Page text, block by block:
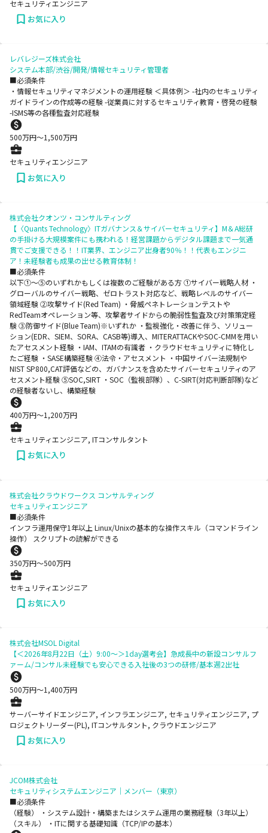
セキュリティエンジニア
お気に入り
レバレジーズ株式会社
システム本部/渋谷/開発/情報セキュリティ管理者
■必須条件
・情報セキュリティマネジメントの運用経験 ＜具体例＞ -社内のセキュリティ
ガイドラインの作成等の経験 -従業員に対するセキュリティ教育・啓発の経験
-ISMS等の各種監査対応経験
500万円〜1,500万円
セキュリティエンジニア
お気に入り
株式会社クオンツ・コンサルティング
【〈Quants Technology〉ITガバナンス＆サイバーセキュリティ】M＆A総研
の手掛ける大規模案件にも携われる！経営課題からデジタル課題まで一気通
貫でご支援できる！！IT業界、エンジニア出身者90％！！代表もエンジニ
ア！未経験者も成果の出せる教育体制！
■必須条件
以下①～⑤のいずれかもしくは複数のご経験がある方 ①サイバー戦略人材 ・
グローバルのサイバー戦略、ゼロトラスト対応など、戦略レベルのサイバー
領域経験 ②攻撃サイド(Red Team) ・脅威ペネトレーションテストや
RedTeamオペレーション等、攻撃者サイドからの脆弱性監査及び対策策定経
験 ③防御サイド(Blue Team)※いずれか ・監視強化・改善に伴う、ソリュー
ション(EDR、SIEM、SORA、CASB等)導入、MITERATTACKやSOC-CMMを用い
たアセスメント経験 ・IAM、ITAMの有識者 ・クラウドセキュリティに特化し
たご経験 ・SASE構築経験 ④法令・アセスメント ・中国サイバー法規制や
NIST SP800,CAT評価などの、ガバナンスを含めたサイバーセキュリティのア
セスメント経験 ⑤SOC,SIRT ・SOC（監視部隊）、C-SIRT(対応判断部隊)など
の経験者ないし、構築経験
400万円〜1,200万円
セキュリティエンジニア, ITコンサルタント
お気に入り
株式会社クラウドワークス コンサルティング
セキュリティエンジニア
■必須条件
インフラ運用保守1年以上 Linux/Unixの基本的な操作スキル（コマンドライン
操作） スクリプトの読解ができる
350万円〜500万円
セキュリティエンジニア
お気に入り
株式会社MSOL Digital
【＜2026年8月22日（土）9:00～＞1day選考会】急成長中の新設コンサルフ
ァーム/コンサル未経験でも安心できる入社後の3つの研修/基本週2出社
500万円〜1,400万円
サーバーサイドエンジニア, インフラエンジニア, セキュリティエンジニア, プ
ロジェクトリーダー(PL), ITコンサルタント, クラウドエンジニア
お気に入り
JCOM株式会社
セキュリティシステムエンジニア｜メンバー（東京）
■必須条件
（経験） ・システム設計・構築またはシステム運用の業務経験（3年以上）
（スキル） ・ITに関する基礎知識（TCP/IPの基本）